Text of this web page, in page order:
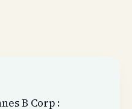
B Corp :